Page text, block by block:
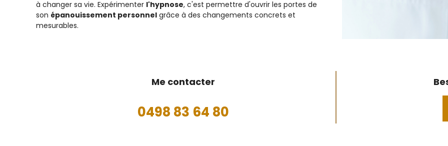
à changer sa vie. Expérimenter l'hypnose, c'est permettre d'ouvrir les portes de
son épanouissement personnel grâce à des changements concrets et
mesurables.
Me contacter
0498 83 64 80